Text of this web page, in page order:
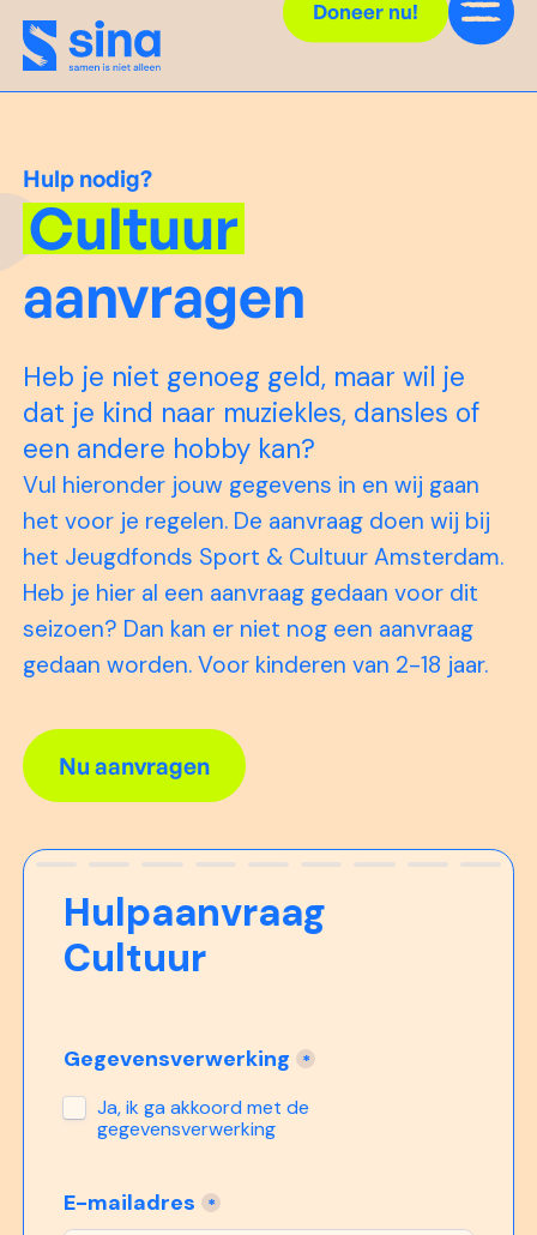
Doneer nu!
Hulp nodig?
Cultuur
aanvragen
Heb je niet genoeg geld, maar wil je
dat je kind naar muziekles, dansles of
een andere hobby kan?
Vul hieronder jouw gegevens in en wij gaan
het voor je regelen. De aanvraag doen wij bij
het Jeugdfonds Sport & Cultuur Amsterdam.
Heb je hier al een aanvraag gedaan voor dit
seizoen? Dan kan er niet nog een aanvraag
gedaan worden. Voor kinderen van 2-18 jaar.
Nu aanvragen